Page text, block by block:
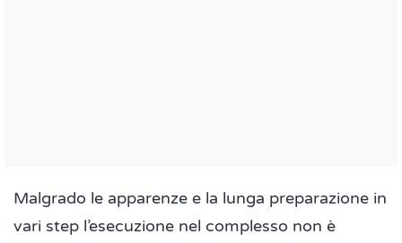
Malgrado le apparenze e la lunga preparazione in
vari step l’esecuzione nel complesso non è